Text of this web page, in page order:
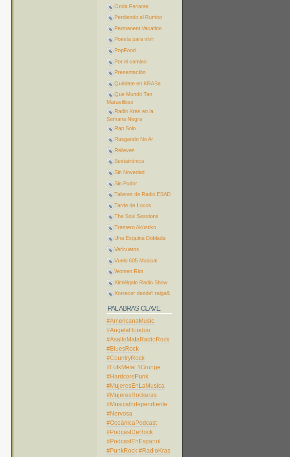
Onda Feriante
Perdiendo el Rumbo
Permanent Vacation
Poesía para vivir
PopFood
Por el camino
Presentación
Quédate en KRASa
Que Mundo Tan
Maravilloso
Radio Kras en la
Semana Negra
Rap Solo
Rasgando No Ar
Relieves
Sestatrónica
Sin Novedad
Sin Pudor
Talleres de Radio ESAD
Tarde de Locos
The Soul Sessions
Trastero Akústiko
Una Esquina Doblada
Vericuetos
Vuelo 605 Musical
Women Riot
Ximiélgalo Radio Show
Xorrecer dende'l raiga&
PALABRAS CLAVE
#AmericanaMusic
#AngelaHoodoo
#AsaltoMataRadioRock
#BluesRock
#CountryRock
#FolkMetal #Grunge
#HardcorePunk
#MujeresEnLaMusica
#MujeresRockeras
#MusicaIndependiente
#Nervosa
#OceánicaPodcast
#PodcastDeRock
#PodcastEnEspanol
#PunkRock #RadioKras